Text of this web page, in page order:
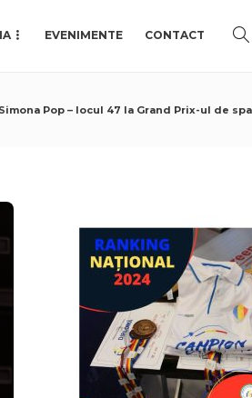
EVENIMENTE CONTACT
Pop – locul 47 la Grand Prix-ul de